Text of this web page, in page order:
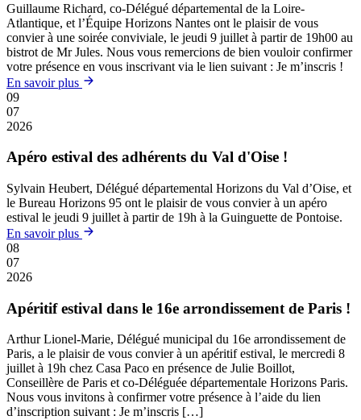
Guillaume Richard, co-Délégué départemental de la Loire-
Atlantique, et l’Équipe Horizons Nantes ont le plaisir de vous
convier à une soirée conviviale, le jeudi 9 juillet à partir de 19h00 au
bistrot de Mr Jules. Nous vous remercions de bien vouloir confirmer
votre présence en vous inscrivant via le lien suivant : Je m’inscris !
En savoir plus
09
07
2026
Apéro estival des adhérents du Val d'Oise !
Sylvain Heubert, Délégué départemental Horizons du Val d’Oise, et
le Bureau Horizons 95 ont le plaisir de vous convier à un apéro
estival le jeudi 9 juillet à partir de 19h à la Guinguette de Pontoise.
En savoir plus
08
07
2026
Apéritif estival dans le 16e arrondissement de Paris !
Arthur Lionel-Marie, Délégué municipal du 16e arrondissement de
Paris, a le plaisir de vous convier à un apéritif estival, le mercredi 8
juillet à 19h chez Casa Paco en présence de Julie Boillot,
Conseillère de Paris et co-Déléguée départementale Horizons Paris.
Nous vous invitons à confirmer votre présence à l’aide du lien
d’inscription suivant : Je m’inscris […]